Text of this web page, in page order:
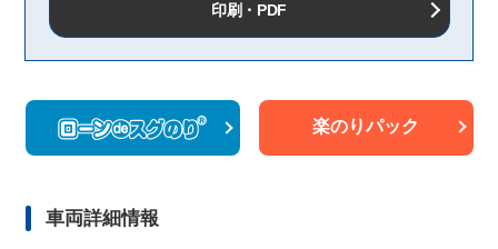
印刷・PDF
楽のりパック
車両詳細情報